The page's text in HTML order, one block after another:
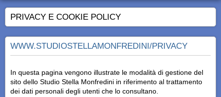
PRIVACY E COOKIE POLICY
WWW.STUDIOSTELLAMONFREDINI/PRIVACY
In questa pagina vengono illustrate le modalità di gestione del
sito dello Studio Stella Monfredini in riferimento al trattamento
dei dati personali degli utenti che lo consultano.